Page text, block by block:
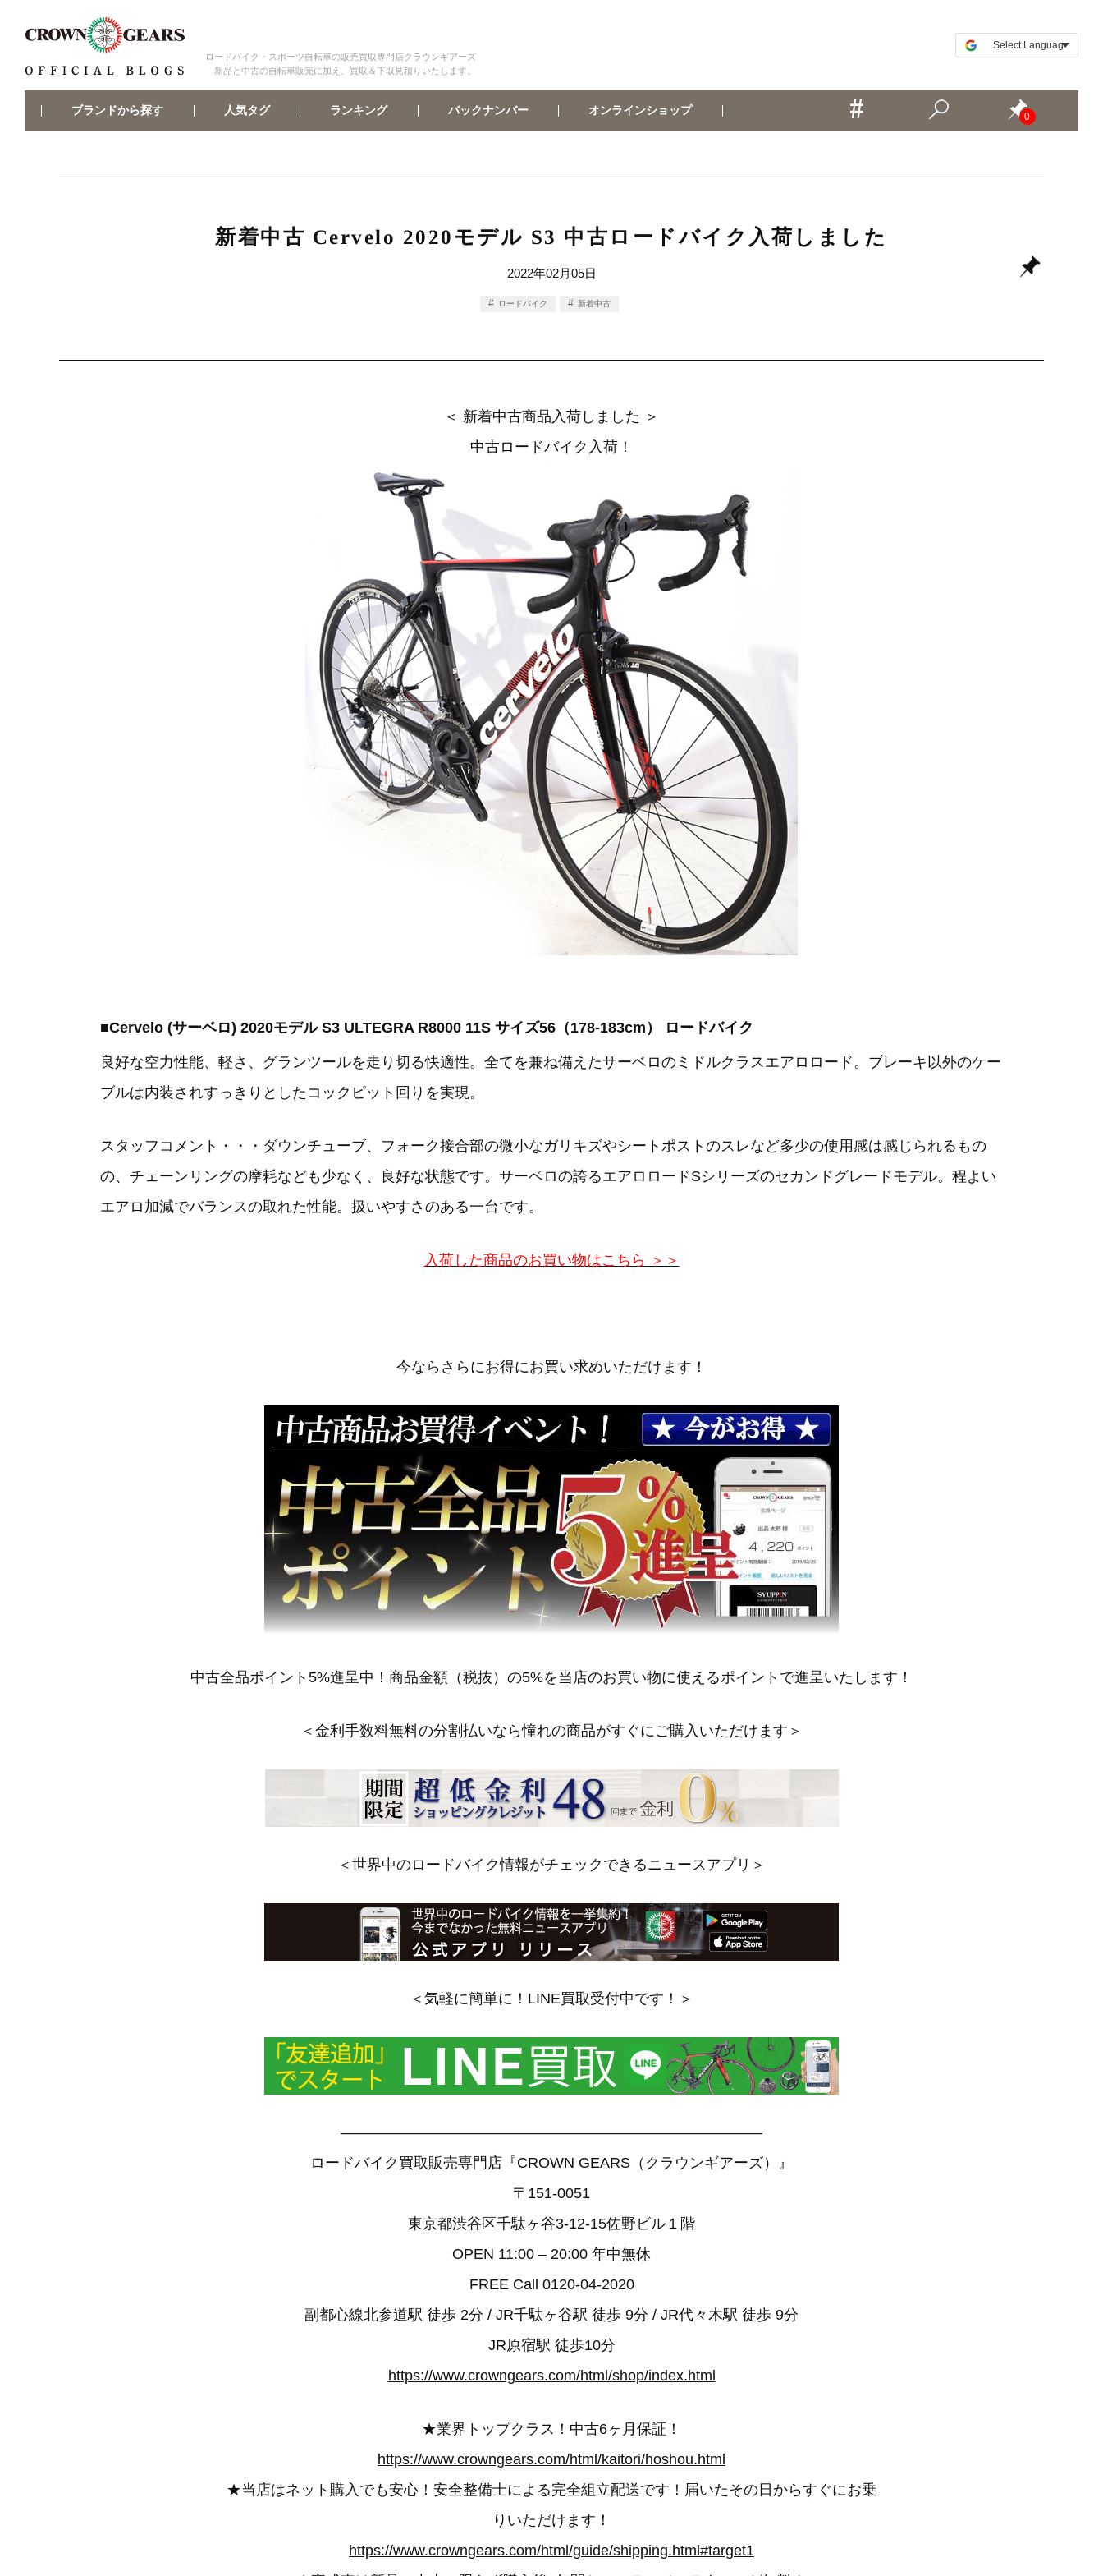
ロードバイク・スポーツ自転車の販売買取専門店クラウンギアーズ
新品と中古の自転車販売に加え、買取＆下取見積りいたします。
ブランドから探す 人気タグ ランキング バックナンバー オンラインショップ 0
新着中古 Cervelo 2020モデル S3 中古ロードバイク入荷しました
2022年02月05日
ロードバイク 新着中古
＜ 新着中古商品入荷しました ＞
中古ロードバイク入荷！
■Cervelo (サーベロ) 2020モデル S3 ULTEGRA R8000 11S サイズ56（178-183cm） ロードバイク
良好な空力性能、軽さ、グランツールを走り切る快適性。全てを兼ね備えたサーベロのミドルクラスエアロロード。ブレーキ以外のケー
ブルは内装されすっきりとしたコックピット回りを実現。
スタッフコメント・・・ダウンチューブ、フォーク接合部の微小なガリキズやシートポストのスレなど多少の使用感は感じられるもの
の、チェーンリングの摩耗なども少なく、良好な状態です。サーベロの誇るエアロロードSシリーズのセカンドグレードモデル。程よい
エアロ加減でバランスの取れた性能。扱いやすさのある一台です。
入荷した商品のお買い物はこちら ＞＞
今ならさらにお得にお買い求めいただけます！
中古全品ポイント5%進呈中！商品金額（税抜）の5%を当店のお買い物に使えるポイントで進呈いたします！
＜金利手数料無料の分割払いなら憧れの商品がすぐにご購入いただけます＞
＜世界中のロードバイク情報がチェックできるニュースアプリ＞
＜気軽に簡単に！LINE買取受付中です！＞
————————————————————————————–
ロードバイク買取販売専門店『CROWN GEARS（クラウンギアーズ）』
〒151-0051
東京都渋谷区千駄ヶ谷3-12-15佐野ビル１階
OPEN 11:00 – 20:00 年中無休
FREE Call 0120-04-2020
副都心線北参道駅 徒歩 2分 / JR千駄ヶ谷駅 徒歩 9分 / JR代々木駅 徒歩 9分
JR原宿駅 徒歩10分
https://www.crowngears.com/html/shop/index.html
★業界トップクラス！中古6ヶ月保証！
https://www.crowngears.com/html/kaitori/hoshou.html
★当店はネット購入でも安心！安全整備士による完全組立配送です！届いたその日からすぐにお乗
りいただけます！
https://www.crowngears.com/html/guide/shipping.html#target1